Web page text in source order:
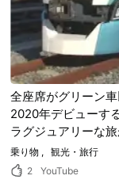
全座席がグリーン
2020年デビューす
ラグジュアリーな
乗り物
観光・旅行
2
YouTube